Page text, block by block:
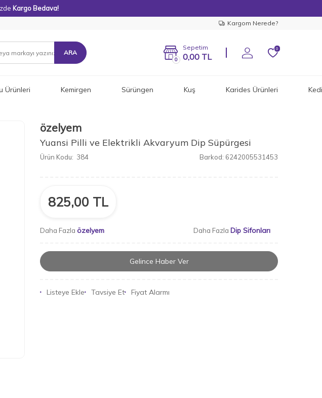
Kargo Bedava!
Kargom Nerede?
ARA
0
Sepetim
0,00 TL
0
Ürünleri Kemirgen Sürüngen Kuş Karides Ürünleri Kedi
özelyem
Yuansi Pilli ve Elektrikli Akvaryum Dip Süpürgesi
Ürün Kodu: 384 Barkod: 6242005531453
825,00 TL
Daha Fazla özelyem Daha Fazla Dip Sifonları
Gelince Haber Ver
Listeye Ekle Tavsiye Et Fiyat Alarmı